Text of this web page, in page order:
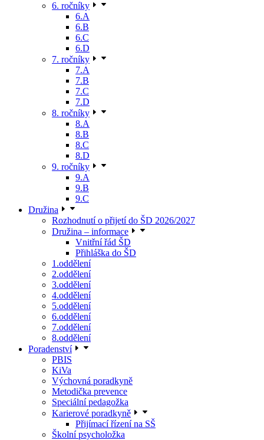
6. ročníky
6.A
6.B
6.C
6.D
7. ročníky
7.A
7.B
7.C
7.D
8. ročníky
8.A
8.B
8.C
8.D
9. ročníky
9.A
9.B
9.C
Družina
Rozhodnutí o přijetí do ŠD 2026/2027
Družina – informace
Vnitřní řád ŠD
Přihláška do ŠD
1.oddělení
2.oddělení
3.oddělení
4.oddělení
5.oddělení
6.oddělení
7.oddělení
8.oddělení
Poradenství
PBIS
KiVa
Výchovná poradkyně
Metodička prevence
Speciální pedagožka
Karierové poradkyně
Přijímací řízení na SŠ
Školní psycholožka